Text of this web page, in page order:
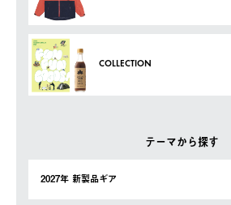
COLLECTION
テーマから探す
2027年 新製品ギア